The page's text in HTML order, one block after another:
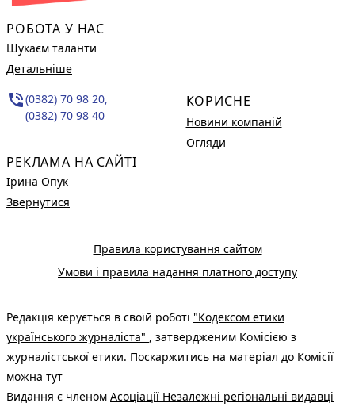
РОБОТА У НАС
Шукаєм таланти
Детальніше
phone_in_talk(0382) 70 98 20,
(0382) 70 98 40
РЕКЛАМА НА САЙТІ
Ірина Опук
Звернутися
КОРИСНЕ
Новини компаній
Огляди
Правила користування сайтом
Умови і правила надання платного доступу
Редакція керується в своїй роботі "Кодексом етики
українського журналіста" , затвердженим Комісією з
журналістської етики. Поскаржитись на матеріал до Комісії
можна тут
Видання є членом Асоціації Незалежні регіональні видавці